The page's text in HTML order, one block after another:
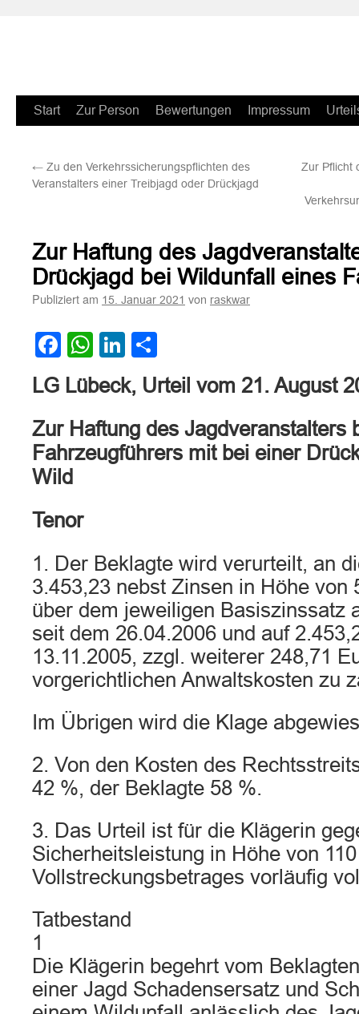
Zum
springen
Start Zur Person Bewertungen Impressum
← Zu den Verkehrssicherungspflichten des
Veranstalters einer Treibjagd oder Drückjagd
Zur Pflicht
Zur Haftung des
Drückjagd bei Wildunfall eines
Publiziert am 15. Januar 2021 von raskwar
Facebook
WhatsApp
LinkedIn
LG Lübeck, Urteil vom 21. August
Zur Haftung des Jagdveranstalters
Fahrzeugführers mit bei einer
Wild
Tenor
1. Der Beklagte wird verurteilt, an
3.453,23 nebst Zinsen in Höhe von
über dem jeweiligen Basiszinssatz
seit dem 26.04.2006 und auf
13.11.2005, zzgl. weiterer 248,71
vorgerichtlichen Anwaltskosten zu
Im Übrigen wird die Klage
2. Von den Kosten des
42 %, der Beklagte 58 %.
3. Das Urteil ist für die Klägerin
Sicherheitsleistung in Höhe von
Vollstreckungsbetrages vorläufig
Tatbestand
1
Die Klägerin begehrt vom
einer Jagd Schadensersatz und